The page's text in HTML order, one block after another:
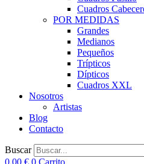
Cuadros
POR MEDIDAS
Grandes
Medianos
Pequeños
Trípticos
Dípticos
Cuadros XXL
Nosotros
Artistas
Blog
Contacto
Buscar
0,00 € 0 Carrito